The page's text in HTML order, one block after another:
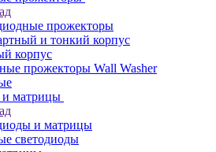
прожекторы
и тонкий корпус
корпус
прожекторы Wall Washer
матрицы
и матрицы
светодиоды